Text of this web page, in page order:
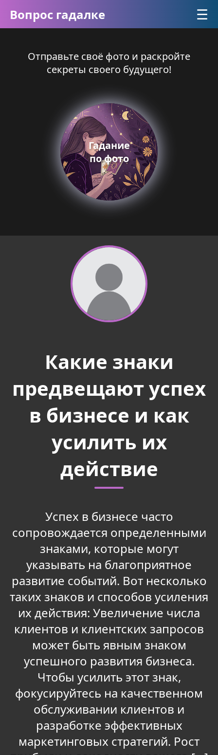
Вопрос гадалке ☰
Отправьте своё фото и раскройте
секреты своего будущего!
Гадание
по фото
Какие знаки
предвещают успех
в бизнесе и как
усилить их
действие
Успех в бизнесе часто
сопровождается определенными
знаками, которые могут
указывать на благоприятное
развитие событий. Вот несколько
таких знаков и способов усиления
их действия: Увеличение числа
клиентов и клиентских запросов
может быть явным знаком
успешного развития бизнеса.
Чтобы усилить этот знак,
фокусируйтесь на качественном
обслуживании клиентов и
разработке эффективных
маркетинговых стратегий. Рост